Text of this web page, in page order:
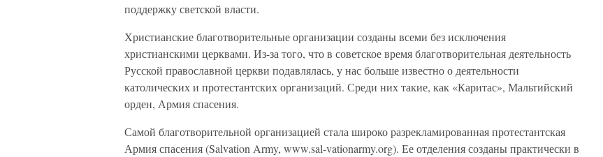
поддержку светской власти.
Христианские благотворительные организации созданы всеми без исключения
христианскими церквами. Из-за того, что в советское время благотворительная деятельность
Русской православной церкви подавлялась, у нас больше известно о деятельности
католических и протестантских организаций. Среди них такие, как «Каритас», Мальтийский
орден, Армия спасения.
Самой благотворительной организацией стала широко разрекламированная протестантская
Армия спасения (Salvation Army, www.sal-vationarmy.org). Ее отделения созданы практически в